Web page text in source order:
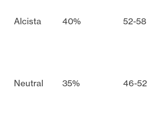
Alcista 40% 52-58
Neutral 35% 46-52